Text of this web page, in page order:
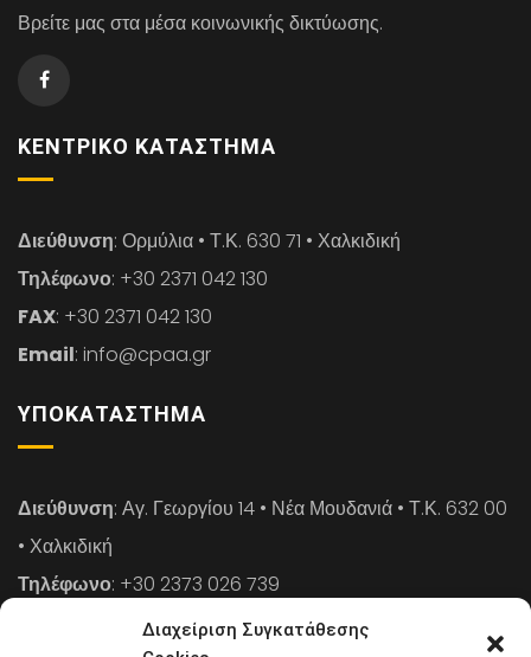
Διαχείριση Συγκατάθεσης
Βρείτε μας στα μέσα κοινωνικής δικτύωσης.
ΚΕΝΤΡΙΚΌ ΚΑΤΆΣΤΗΜΑ
Διεύθυνση: Ορμύλια • Τ.Κ. 630 71 • Χαλκιδική
Τηλέφωνο: +30 2371 042 130
FAX: +30 2371 042 130
Email: info@cpaa.gr
ΥΠΟΚΑΤΆΣΤΗΜΑ
Διεύθυνση: Αγ. Γεωργίου 14 • Νέα Μουδανιά • Τ.Κ. 632 00
• Χαλκιδική
Τηλέφωνο: +30 2373 026 739
: +30 2373 026 739